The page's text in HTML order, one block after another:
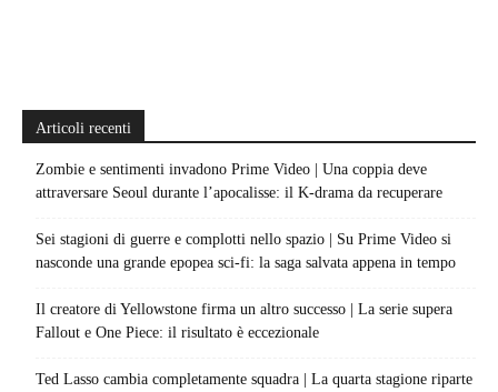
Articoli recenti
Zombie e sentimenti invadono Prime Video | Una coppia deve
attraversare Seoul durante l’apocalisse: il K-drama da recuperare
Sei stagioni di guerre e complotti nello spazio | Su Prime Video si
nasconde una grande epopea sci-fi: la saga salvata appena in tempo
Il creatore di Yellowstone firma un altro successo | La serie supera
Fallout e One Piece: il risultato è eccezionale
Ted Lasso cambia completamente squadra | La quarta stagione riparte